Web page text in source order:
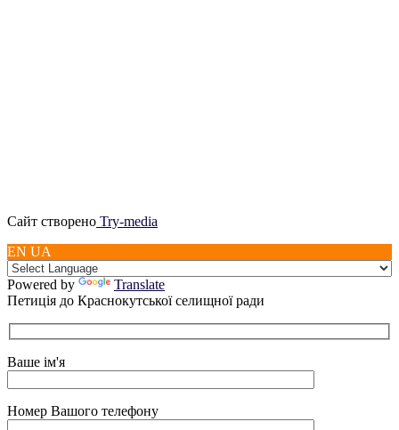
Сайт створено Try-media
EN UA
Powered by
Translate
Петиція до Краснокутської селищної ради
Ваше ім'я
Номер Вашого телефону